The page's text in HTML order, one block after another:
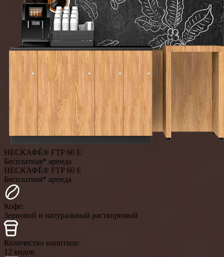
НЕСКАФÉ® FTP 60 E
Бесплатная* аренда
НЕСКАФÉ® FTP 60 E
Бесплатная* аренда
Кофе:
Зерновой и натуральный растворимый
Количество напитков:
12 видов